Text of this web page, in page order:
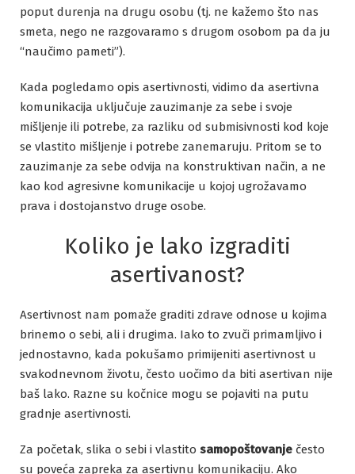
poput durenja na drugu osobu (tj. ne kažemo što nas
smeta, nego ne razgovaramo s drugom osobom pa da ju
“naučimo pameti”).
Kada pogledamo opis asertivnosti, vidimo da asertivna
komunikacija uključuje zauzimanje za sebe i svoje
mišljenje ili potrebe, za razliku od submisivnosti kod koje
se vlastito mišljenje i potrebe zanemaruju. Pritom se to
zauzimanje za sebe odvija na konstruktivan način, a ne
kao kod agresivne komunikacije u kojoj ugrožavamo
prava i dostojanstvo druge osobe.
Koliko je lako izgraditi
asertivanost?
Asertivnost nam pomaže graditi zdrave odnose u kojima
brinemo o sebi, ali i drugima. Iako to zvuči primamljivo i
jednostavno, kada pokušamo primijeniti asertivnost u
svakodnevnom životu, često uočimo da biti asertivan nije
baš lako. Razne su kočnice mogu se pojaviti na putu
gradnje asertivnosti.
Za početak, slika o sebi i vlastito samopoštovanje često
su poveća zapreka za asertivnu komunikaciju. Ako